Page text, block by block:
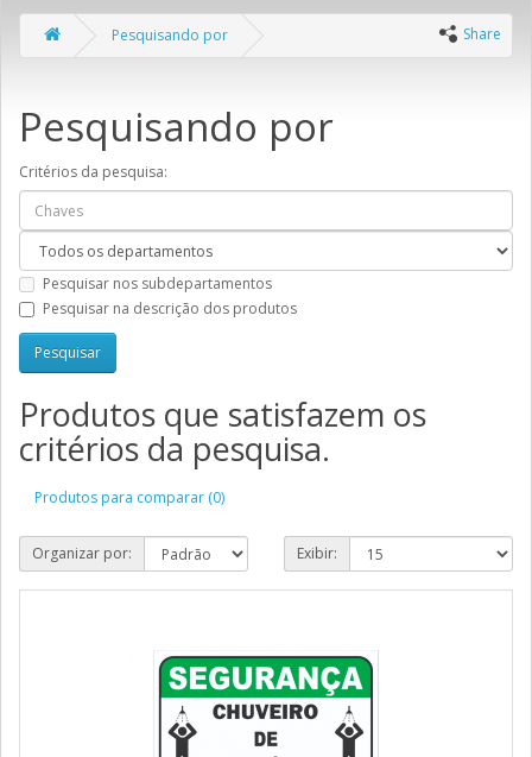
Share
Pesquisando por
Pesquisando por
Critérios da pesquisa:
Pesquisar nos subdepartamentos
Pesquisar na descrição dos produtos
Produtos que satisfazem os
critérios da pesquisa.
Produtos para comparar (0)
Organizar por: Exibir: